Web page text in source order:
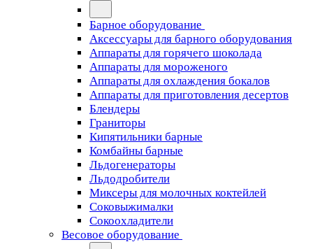
Барное оборудование
Аксессуары для барного оборудования
Аппараты для горячего шоколада
Аппараты для мороженого
Аппараты для охлаждения бокалов
Аппараты для приготовления десертов
Блендеры
Граниторы
Кипятильники барные
Комбайны барные
Льдогенераторы
Льдодробители
Миксеры для молочных коктейлей
Соковыжималки
Сокоохладители
Весовое оборудование